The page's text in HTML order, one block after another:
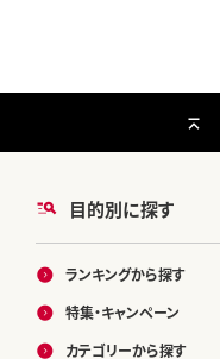
目的別に探す
ランキングから探す
特集・キャンペーン
カテゴリーから探す